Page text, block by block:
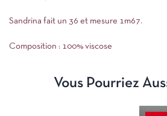
Sandrina fait un 36 et mesure 1m67.
Composition : 100% viscose
Vous Pourriez